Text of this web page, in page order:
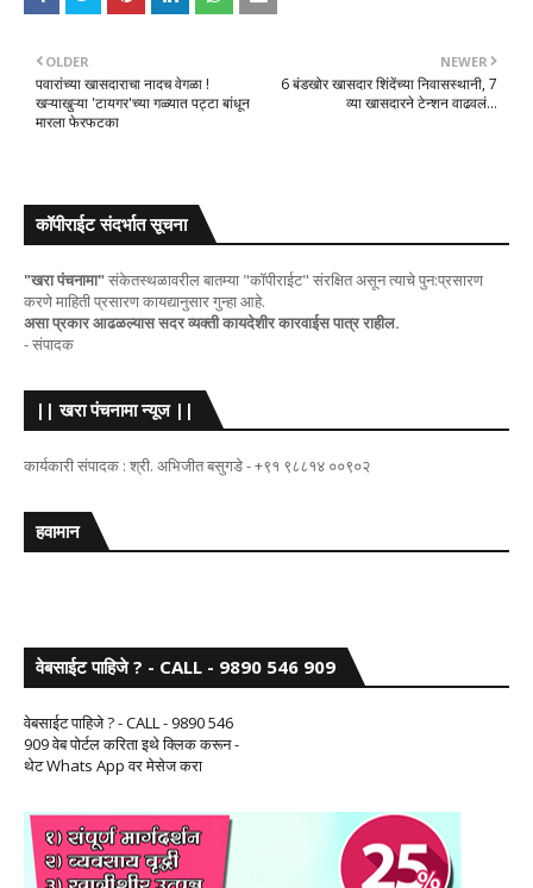
NEWER
6 बंडखोर खासदार शिंदेंच्या निवासस्थानी, 7
व्या खासदारने टेन्शन वाढवलं...
OLDER
पवारांच्या खासदाराचा नादच वेगळा !
खऱ्याखुऱ्या 'टायगर'च्या गळ्यात पट्टा बांधून
मारला फेरफटका
कॉपीराईट संदर्भात सूचना
"खरा पंचनामा"संकेतस्थळावरील बातम्या "कॉपीराईट" संरक्षित असून त्याचे पुन:प्रसारण
करणे माहिती प्रसारण कायद्यानुसार गुन्हा आहे.
असा प्रकार आढळल्यास सदर व्यक्ती कायदेशीर कारवाईस पात्र राहील.
- संपादक
|| खरा पंचनामा न्यूज ||
कार्यकारी संपादक : श्री. अभिजीत बसुगडे - +९१ ९८८१४ ००९०२
हवामान
वेबसाईट पाहिजे ? - CALL - 9890 546 909
वेबसाईट पाहिजे ? - CALL - 9890 546
909 वेब पोर्टल करिता इथे क्लिक करून -
थेट Whats App वर मेसेज करा